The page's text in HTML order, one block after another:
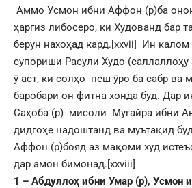
Аммо Усмон ибни Аффон (р)ба
ҳаргиз либосеро, ки Худованд бар
берун нахоҳад кард.[xxvii]
Ин калом
супориши Расули Худо
ӯ аст, ки солҳо пеш ӯро ба сабр ва
баробари он фитна хонда буд. Дар
Саҳоба (р) мисоли Муғайра ибни
дидгоҳе надоштанд ва муътақид
Аффон (р)бояд аз мақоми худ
дар амон бимонад.[xxviii]
1 – Абдуллоҳ ибни Умар (р), Усмон